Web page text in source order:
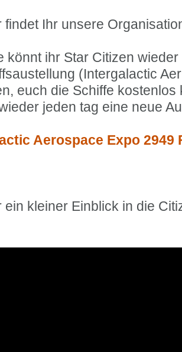
findet Ihr unsere
könnt ihr Star Citizen
(Intergalactic
euch die Schiffe kostenlos
jeden tag eine neue
Aerospace Expo 2949
ein kleiner Einblick in die